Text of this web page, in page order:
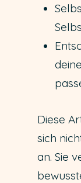
Diese
sich
an. Sie